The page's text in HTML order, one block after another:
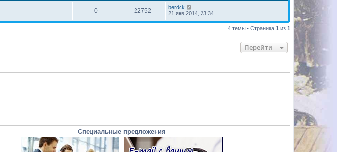
0 22752
berdck
21 янв 2014, 23:34
4 темы • Страница 1 из 1
Перейти
Специальные предложения